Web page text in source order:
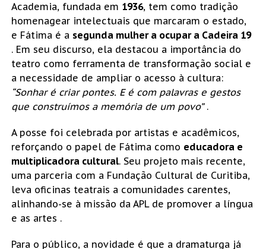
Academia, fundada em 1936, tem como tradição
homenagear intelectuais que marcaram o estado,
e Fátima é a segunda mulher a ocupar a Cadeira 19
. Em seu discurso, ela destacou a importância do
teatro como ferramenta de transformação social e
a necessidade de ampliar o acesso à cultura:
“Sonhar é criar pontes. E é com palavras e gestos
que construímos a memória de um povo”.
A posse foi celebrada por artistas e acadêmicos,
reforçando o papel de Fátima como educadora e
multiplicadora cultural. Seu projeto mais recente,
uma parceria com a Fundação Cultural de Curitiba,
leva oficinas teatrais a comunidades carentes,
alinhando-se à missão da APL de promover a língua
e as artes .
Para o público, a novidade é que a dramaturga já